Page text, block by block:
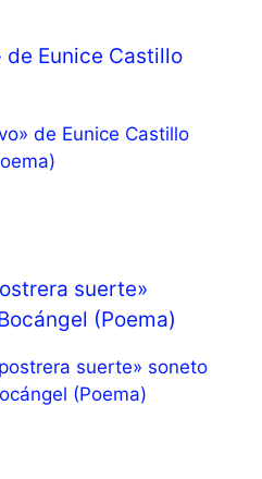
de Eunice Castillo
suerte»
(Poema)